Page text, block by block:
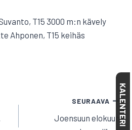
T15 3000 m:n kävely
Ahponen, T15 keihäs
SEURAAVA
Joensuun elokuun KALENTERI